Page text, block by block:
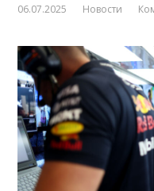
06.07.2025 Новости